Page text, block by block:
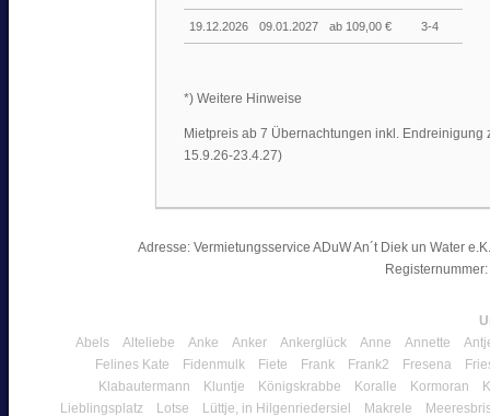
19.12.2026 09.01.2027 ab 109,00 € 3-4
*) Weitere Hinweise
Mietpreis ab 7 Übernachtungen inkl.
15.9.26-23.4.27)
Adresse: Vermietungsservice ADuW An´t Diek un Water
Abels
Alteliebe Anke Anker Ankerglück Anne Annette
Felines Kate
Fidenmulk Fiete Frank Frank2 Fresena
Klabautermann
Kluntje Königskrabbe Koralle Kormoran
Lieblingsplatz
Lotse Lüttje, in Hilgenriedersiel Makrele